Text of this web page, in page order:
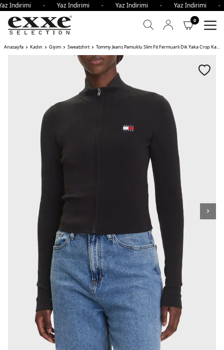
İndirimi - Yaz İndirimi - Yaz İndirimi - Yaz
0
Anasayfa Kadın Giyim Sweatshirt Tommy Jeans Pamuklu Slim Fit Fermuarlı Dik Yaka Crop Kadın Sweat BDS